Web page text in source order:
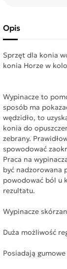
Opis
Sprzęt dla konia
konia Horze w
Wypinacze to
sposób ma
wędzidło, to
konia do
zebrany.
spowodować
Praca na
być nadzorowana
powodować ból u
rezultatu.
Wypinacze
Duża możliwość
Posiadają